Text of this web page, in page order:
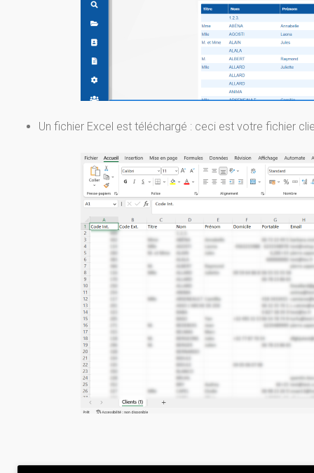
Un fichier Excel est téléchargé : ceci est votre fichier